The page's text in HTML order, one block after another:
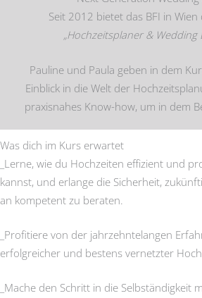
Seit 2012 bietet das BFI in
„Hochzeitsplaner & Wedding
Pauline und Paula geben in dem
Einblick in die Welt der
praxisnahes Know-how, um in dem
Was dich im Kurs erwartet
_Lerne, wie du Hochzeiten effizient und
kannst, und erlange die Sicherheit,
an kompetent zu beraten.
_Profitiere von der jahrzehntelangen
erfolgreicher und bestens vernetzter
_Mache den Schritt in die Selbständigkeit